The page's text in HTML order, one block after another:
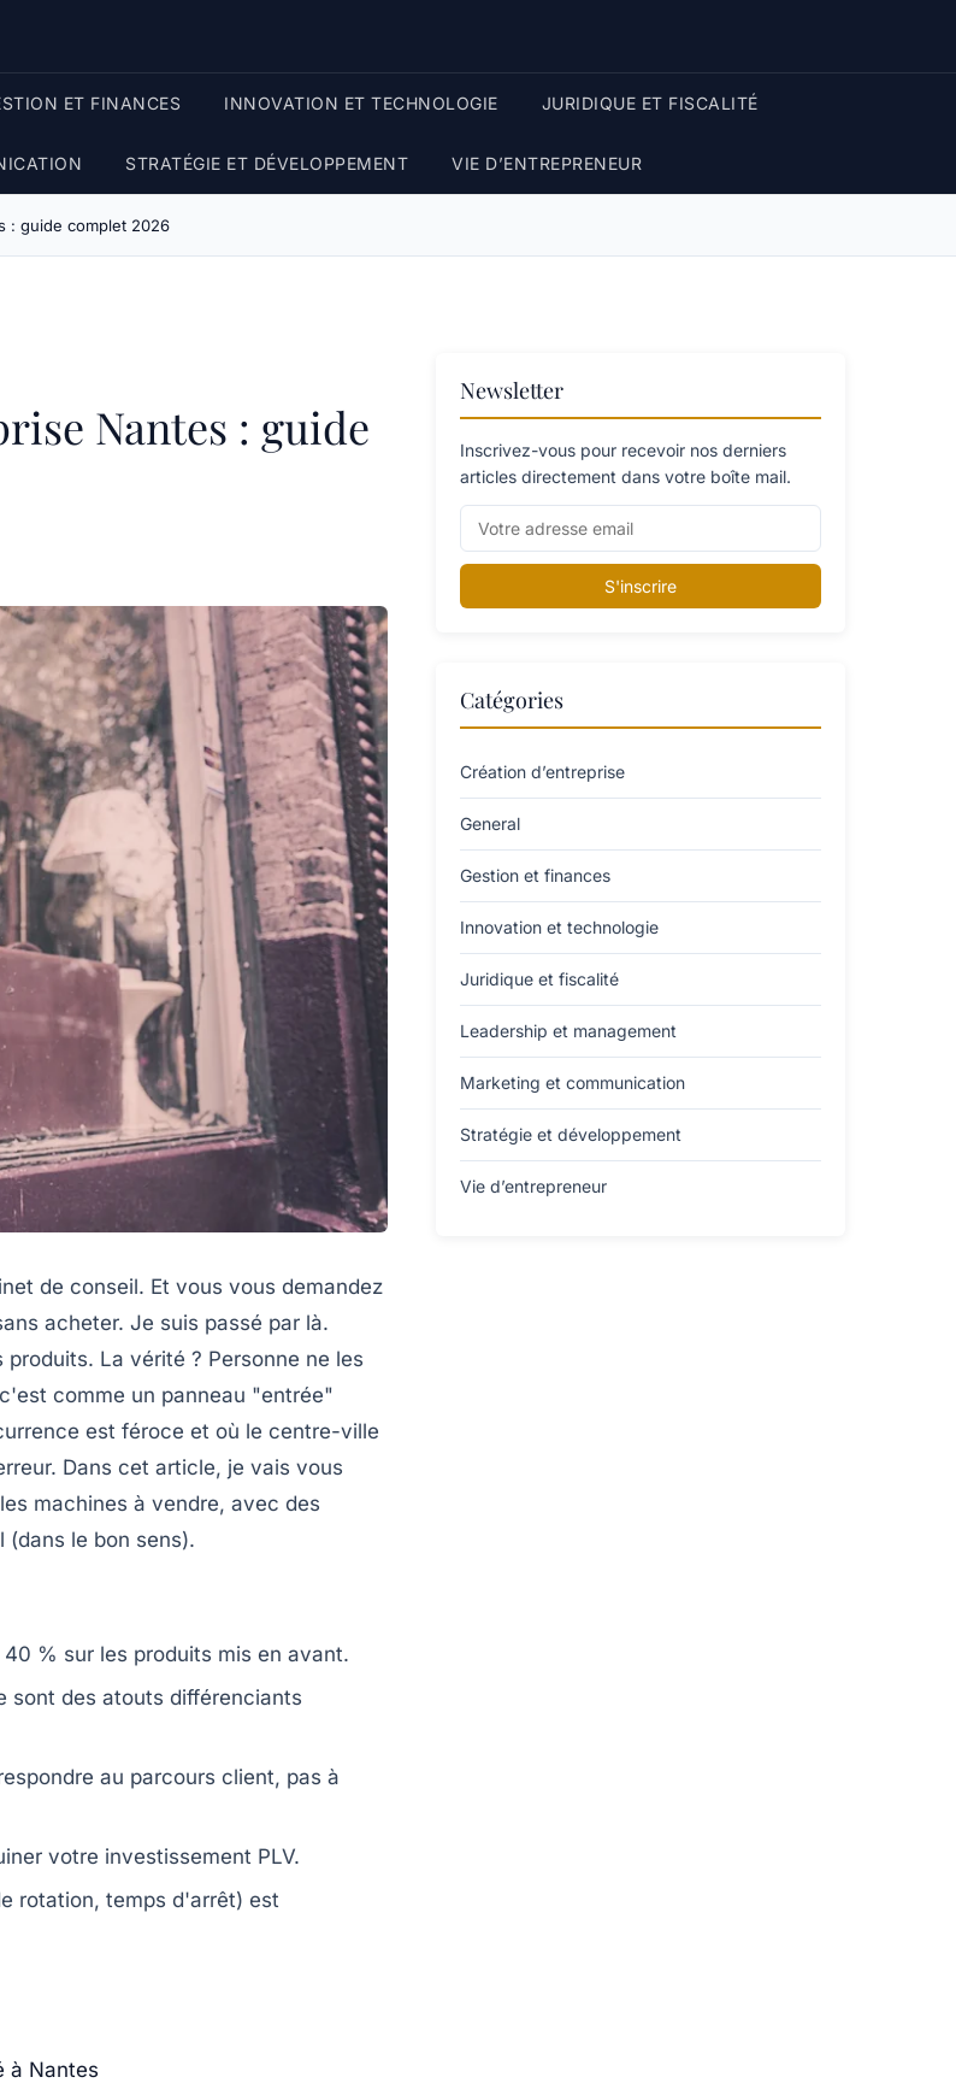
ET FINANCES INNOVATION ET TECHNOLOGIE JURIDIQUE ET FISCALITÉ
STRATÉGIE ET DÉVELOPPEMENT VIE D’ENTREPRENEUR
: guide complet 2026
Nantes : guide
de conseil. Et vous vous demandez
acheter. Je suis passé par là.
La vérité ? Personne ne les
comme un panneau "entrée"
est féroce et où le centre-ville
Dans cet article, je vais vous
machines à vendre, avec des
le bon sens).
% sur les produits mis en avant.
sont des atouts différenciants
au parcours client, pas à
votre investissement PLV.
rotation, temps d'arrêt) est
à Nantes
Newsletter
Inscrivez-vous pour recevoir nos derniers
articles directement dans votre boîte mail.
S'inscrire
Catégories
Création d’entreprise
General
Gestion et finances
Innovation et technologie
Juridique et fiscalité
Leadership et management
Marketing et communication
Stratégie et développement
Vie d’entrepreneur